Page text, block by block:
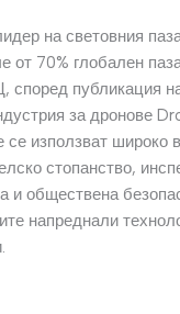
на световния
от 70% глобален
според публикация
за дронове
се използват широко
стопанство,
и обществена
напреднали